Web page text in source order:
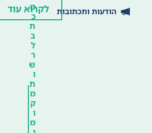
הודעות ותכתובות
מ
כ
ת
ב
ל
ר
ש
ו
ת
מ
ק
ו
מ
לקרוא עוד